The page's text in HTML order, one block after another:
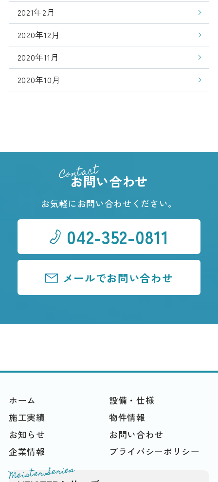
2021年2月
2020年12月
2020年11月
2020年10月
Contact
お問い合わせ
お気軽にお問い合わせください。
042-352-0811
メールでお問い合わせ
ホーム
設備・仕様
施工実績
物件情報
お知らせ
お問い合わせ
企業情報
プライバシーポリシー
Meister Series